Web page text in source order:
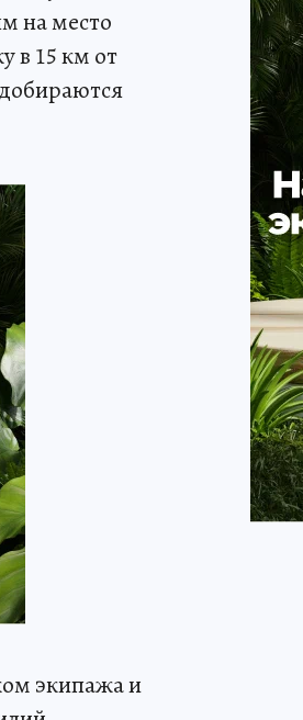
на место
в 15 км от
экипажа и